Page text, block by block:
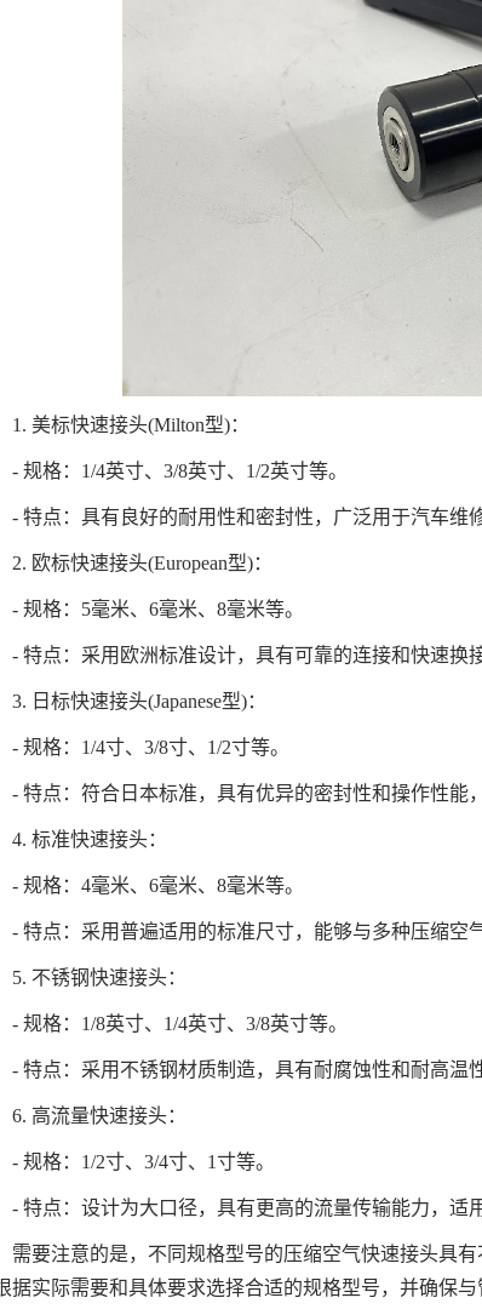
美标快速接头(Milton型)：
格：1/4英寸、3/8英寸、1/2英寸等。
点：具有良好的耐用性和密封性，广泛用于汽车维修
欧标快速接头(European型)：
格：5毫米、6毫米、8毫米等。
点：采用欧洲标准设计，具有可靠的连接和快速换
日标快速接头(Japanese型)：
格：1/4寸、3/8寸、1/2寸等。
点：符合日本标准，具有优异的密封性和操作性能，
标准快速接头：
格：4毫米、6毫米、8毫米等。
点：采用普遍适用的标准尺寸，能够与多种压缩空气
不锈钢快速接头：
格：1/8英寸、1/4英寸、3/8英寸等。
点：采用不锈钢材质制造，具有耐腐蚀性和耐高温性
高流量快速接头：
格：1/2寸、3/4寸、1寸等。
点：设计为大口径，具有更高的流量传输能力，适用
注意的是，不同规格型号的压缩空气快速接头具有
据实际需要和具体要求选择合适的规格型号，并确保